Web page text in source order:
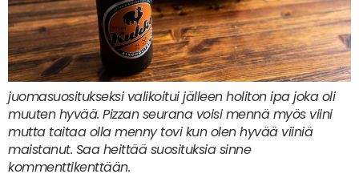
juomasuositukseksi valikoitui jälleen holiton ipa joka oli
muuten hyvää. Pizzan seurana voisi mennä myös viini
mutta taitaa olla menny tovi kun olen hyvää viiniä
maistanut. Saa heittää suosituksia sinne
kommenttikenttään.